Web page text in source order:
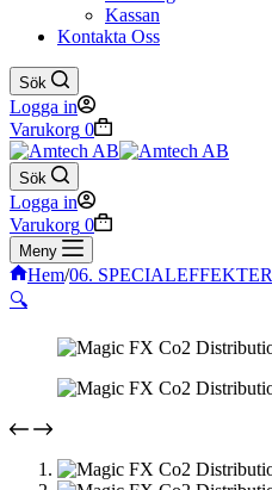
Kassan
Kontakta Oss
Sök
Logga in
Varukorg 0
Sök
Logga in
Varukorg 0
Meny
Hem/06. SPECIALEFFEKTER
🔍